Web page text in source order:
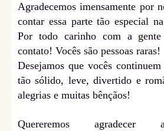
Agradecemos imensamente por
contar essa parte tão especial
Por todo carinho com a
contato! Vocês são pessoas raras!
Desejamos que vocês
tão sólido, leve, divertido e
alegrias e muitas bênçãos!
Quereremos